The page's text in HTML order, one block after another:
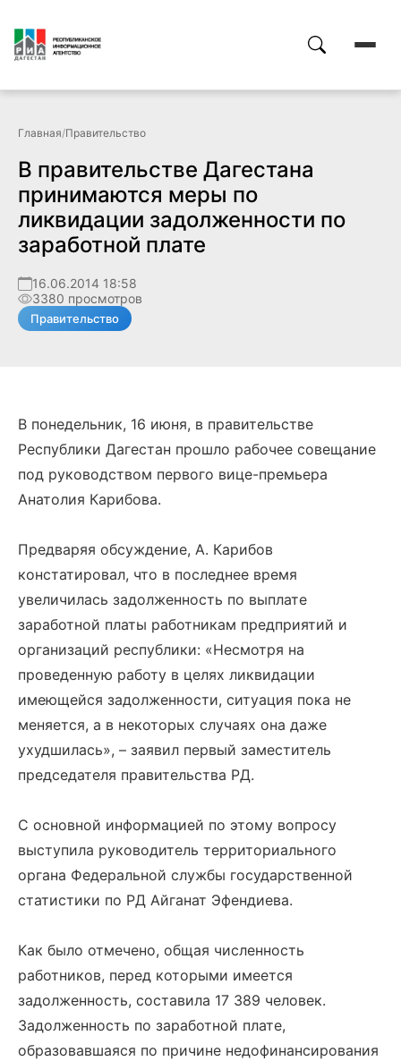
Главная/Правительство
В правительстве Дагестана
принимаются меры по
ликвидации задолженности по
заработной плате
16.06.2014 18:58
3380 просмотров
Правительство
В понедельник, 16 июня, в правительстве
Республики Дагестан прошло рабочее совещание
под руководством первого вице-премьера
Анатолия Карибова.
Предваряя обсуждение, А. Карибов
констатировал, что в последнее время
увеличилась задолженность по выплате
заработной платы работникам предприятий и
организаций республики: «Несмотря на
проведенную работу в целях ликвидации
имеющейся задолженности, ситуация пока не
меняется, а в некоторых случаях она даже
ухудшилась», – заявил первый заместитель
председателя правительства РД.
С основной информацией по этому вопросу
выступила руководитель территориального
органа Федеральной службы государственной
статистики по РД Айганат Эфендиева.
Как было отмечено, общая численность
работников, перед которыми имеется
задолженность, составила 17 389 человек.
Задолженность по заработной плате,
образовавшаяся по причине недофинансирования